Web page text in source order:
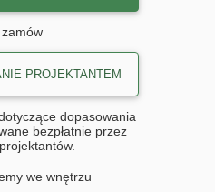
PROJEKTANTEM
dopasowania
bezpłatnie przez
we wnętrzu